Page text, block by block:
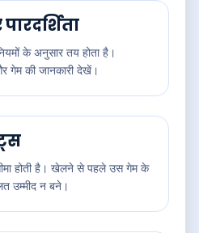
के अनुसार तय होता है।
गेम की जानकारी देखें।
होती है। खेलने से पहले उस गेम के
उम्मीद न बने।